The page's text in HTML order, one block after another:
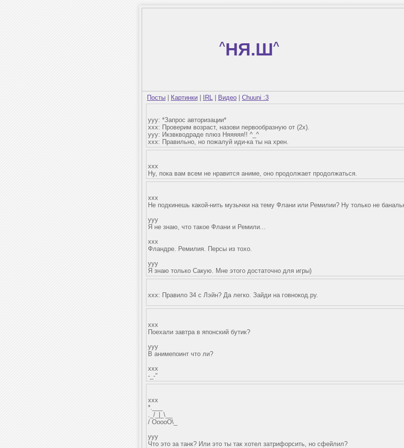
^НЯ.Ш^
Посты Картинки IRL Видео Chuuni :3
ууу: *Запрос авторизации*
ххх: Проверим возраст, назови первообразную от (2х).
ууу: Икзвкводраде плюз Няяяяя!! ^_^
ххх: Правильно, но пожалуй иди-ка ты на хрен.
xxx
Ну, пока вам всем не нравится аниме, оно продолжает продолжаться.
xxx
Не подкинешь какой-нить музычки на тему Флани или Ремилии? Ну только не
yyy
Я не знаю, что такое Флани и Ремили...
xxx
Фландре. Ремилия. Персы из тохо.
yyy
Я знаю только Сакую. Мне этого достаточно для игры)
xxx: Правило 34 с Лэйн? Да легко. Зайди на говнокод.ру.
xxx
Поехали завтра в японский бутик?
yyy
В анимепоинт что ли?
xxx
-_-"
xxx
*.___
._/_|_\__
/ ОoooО\_
yyy
Что это за танк? Или это ты так хотел затрифорсить, но сфейлил?